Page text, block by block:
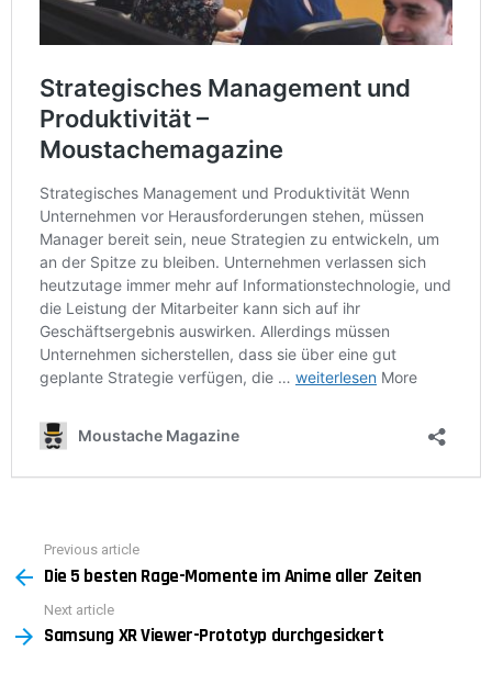
more
Previous article
Die 5 besten Rage-Momente im Anime aller Zeiten
Next article
Samsung XR Viewer-Prototyp durchgesickert